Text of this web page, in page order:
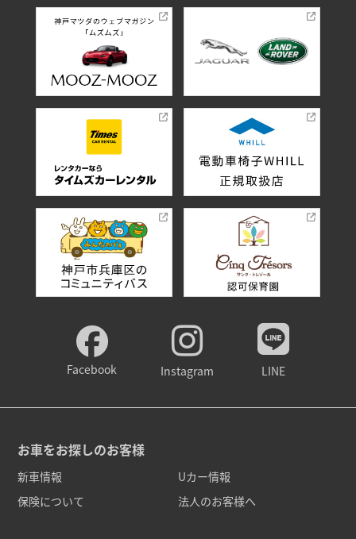
Facebook Instagram LINE
お車をお探しのお客様
新車情報
Uカー情報
保険について
法人のお客様へ